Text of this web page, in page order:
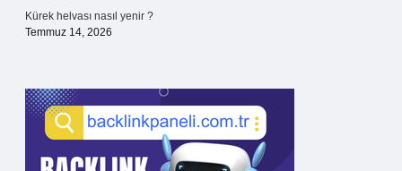
Kürek helvası nasıl yenir ?
Temmuz 14, 2026